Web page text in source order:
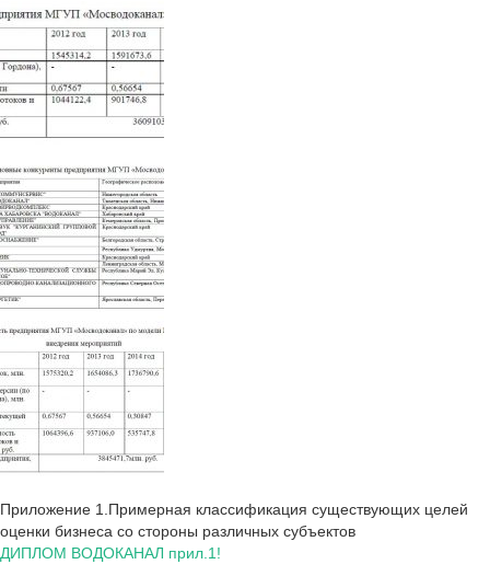
Приложение 1.Примерная классификация существующих целей
оценки бизнеса со стороны различных субъектов
ДИПЛОМ ВОДОКАНАЛ прил.1!